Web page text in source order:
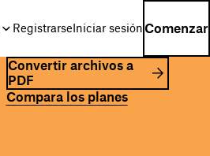
RegistrarseIniciar sesión Comenzar
Convertir archivos a
PDF
Compara los planes